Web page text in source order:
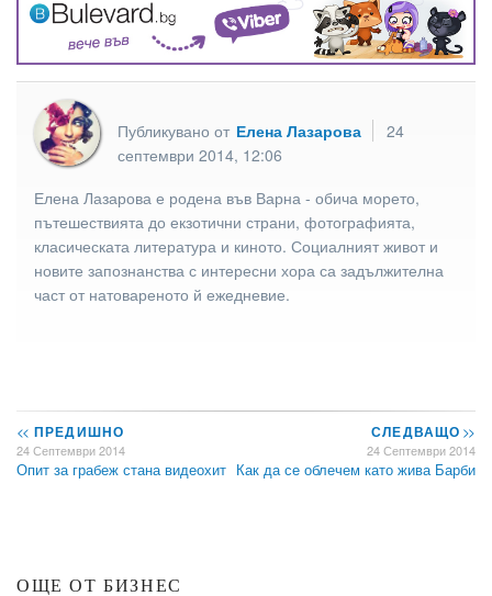
Публикувано от Елена Лазарова
24
септември 2014, 12:06
Елена Лазарова е родена във Варна - обича морето,
пътешествията до екзотични страни, фотографията,
класическата литература и киното. Социалният живот и
новите запознанства с интересни хора са задължителна
част от натовареното й ежедневие.
<< ПРЕДИШНО
24 Септември 2014
Опит за грабеж стана видеохит
СЛЕДВАЩО>>
24 Септември 2014
Как да се облечем като жива Барби
ОЩЕ ОТ БИЗНЕС